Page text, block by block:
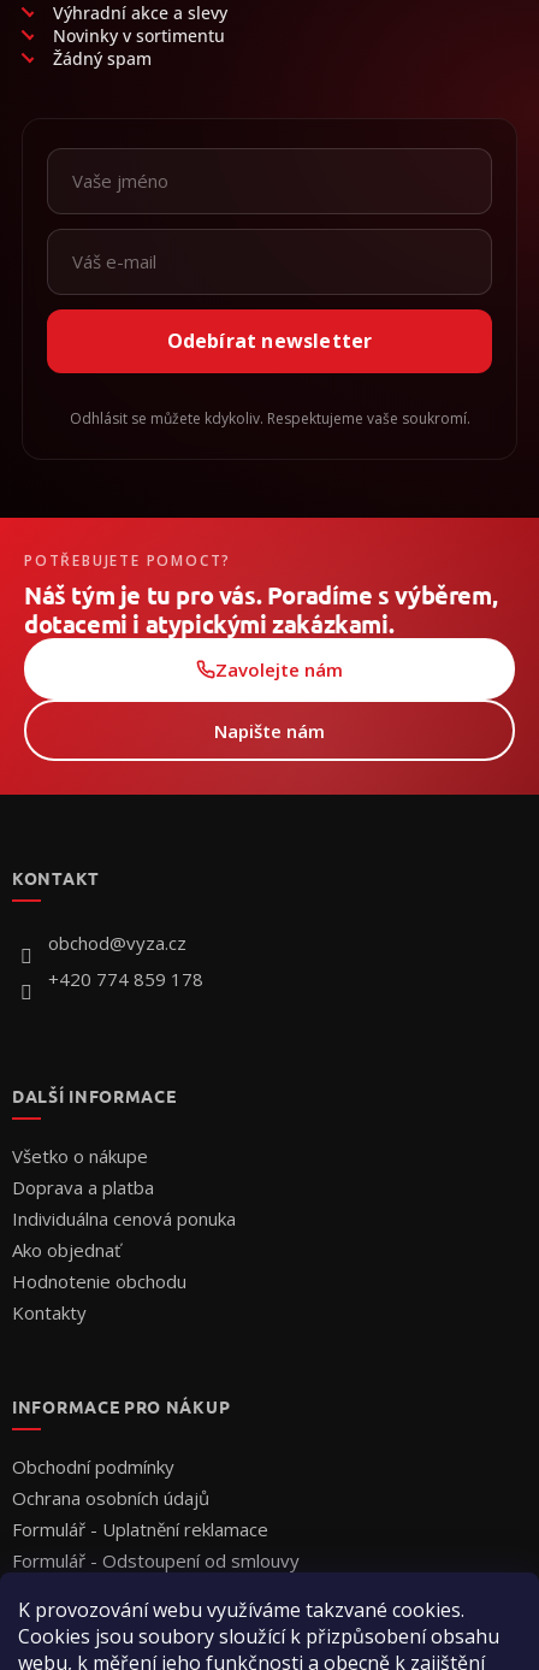
K provozování webu využíváme takzvané cookies.
Cookies jsou soubory sloužící k přizpůsobení obsahu
webu, k měření jeho funkčnosti a obecně k zajištění
Výhradní akce a slevy
Novinky v sortimentu
Žádný spam
Odebírat newsletter
Odhlásit se můžete kdykoliv. Respektujeme vaše soukromí.
POTŘEBUJETE POMOCT?
Náš tým je tu pro vás. Poradíme s výběrem,
dotacemi i atypickými zakázkami.
Zavolejte nám
Napište nám
KONTAKT
obchod@vyza.cz
+420 774 859 178
DALŠÍ INFORMACE
Všetko o nákupe
Doprava a platba
Individuálna cenová ponuka
Ako objednať
Hodnotenie obchodu
Kontakty
INFORMACE PRO NÁKUP
Obchodní podmínky
Ochrana osobních údajů
Formulář - Uplatnění reklamace
Formulář - Odstoupení od smlouvy